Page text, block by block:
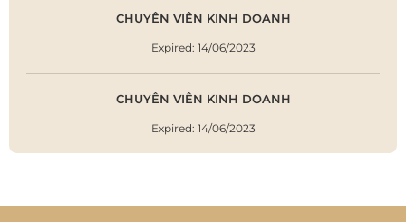
CHUYÊN VIÊN KINH DOANH
Expired: 14/06/2023
CHUYÊN VIÊN KINH DOANH
Expired: 14/06/2023